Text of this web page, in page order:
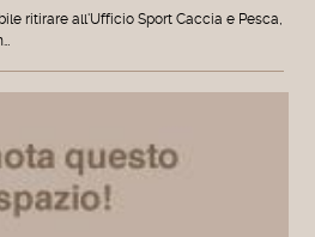
ritirare all'Ufficio Sport Caccia e Pesca,